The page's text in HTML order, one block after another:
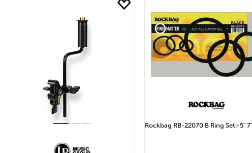
Rockbag RB-22070 B Ring Seti-5"